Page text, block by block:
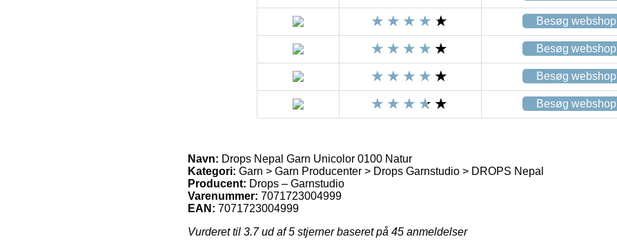
Besøg webshop
Besøg webshop
Besøg webshop
Besøg webshop
Navn: Drops Nepal Garn Unicolor 0100 Natur
Kategori: Garn > Garn Producenter > Drops Garnstudio > DROPS Nepal
Producent: Drops – Garnstudio
Varenummer: 7071723004999
EAN: 7071723004999
Vurderet til 3.7ud af 5 stjerner baseret på 45 anmeldelser